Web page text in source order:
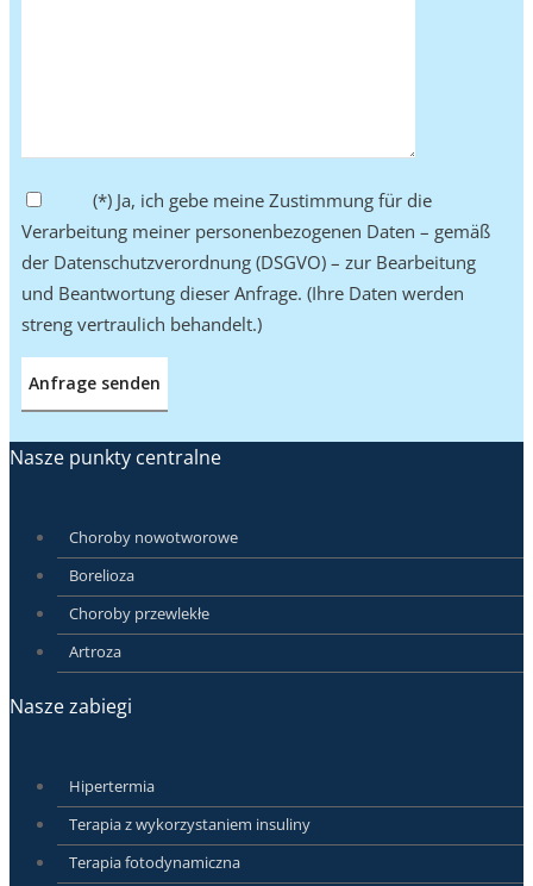
Bitte lasse dieses Feld leer.
(*) Ja, ich gebe meine Zustimmung für die
Verarbeitung meiner personenbezogenen Daten – gemäß
der Datenschutzverordnung (DSGVO) – zur Bearbeitung
und Beantwortung dieser Anfrage. (Ihre Daten werden
streng vertraulich behandelt.)
Nasze punkty centralne
Choroby nowotworowe
Borelioza
Choroby przewlekłe
Artroza
Nasze zabiegi
Hipertermia
Terapia z wykorzystaniem insuliny
Terapia fotodynamiczna